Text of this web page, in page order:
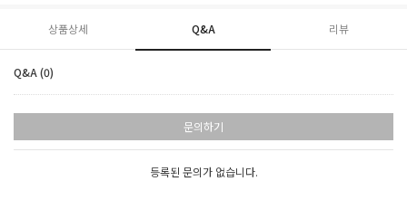
상품상세 Q&A 리뷰
Q&A (0)
문의하기
등록된 문의가 없습니다.